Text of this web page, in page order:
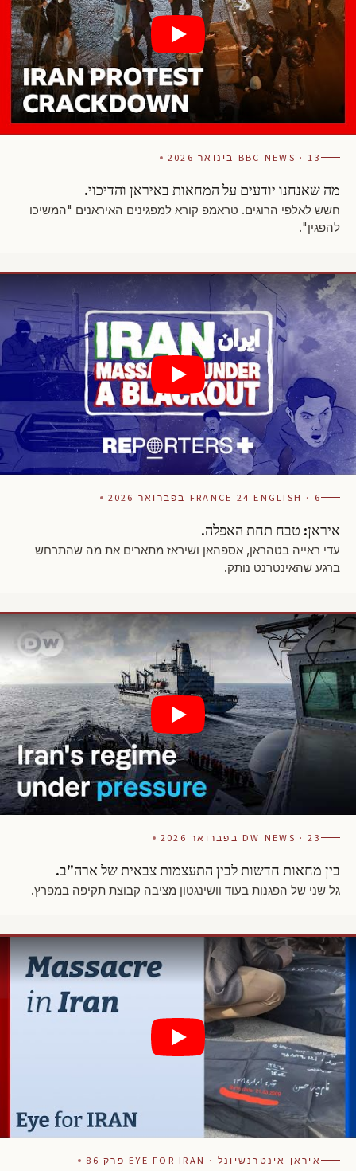
BBC NEWS · 13 בינואר 2026
מה שאנחנו יודעים על המחאות באיראן והדיכוי.
חשש לאלפי הרוגים. טראמפ קורא למפגינים האיראנים "המשיכו
להפגין".
FRANCE 24 ENGLISH · 6 בפברואר 2026
איראן: טבח תחת האפלה.
עדי ראייה בטהראן, אספהאן ושיראז מתארים את מה שהתרחש
ברגע שהאינטרנט נותק.
DW NEWS · 23 בפברואר 2026
בין מחאות חדשות לבין התעצמות צבאית של ארה"ב.
גל שני של הפגנות בעוד וושינגטון מציבה קבוצת תקיפה במפרץ.
איראן אינטרנשיונל · EYE FOR IRAN פרק 86